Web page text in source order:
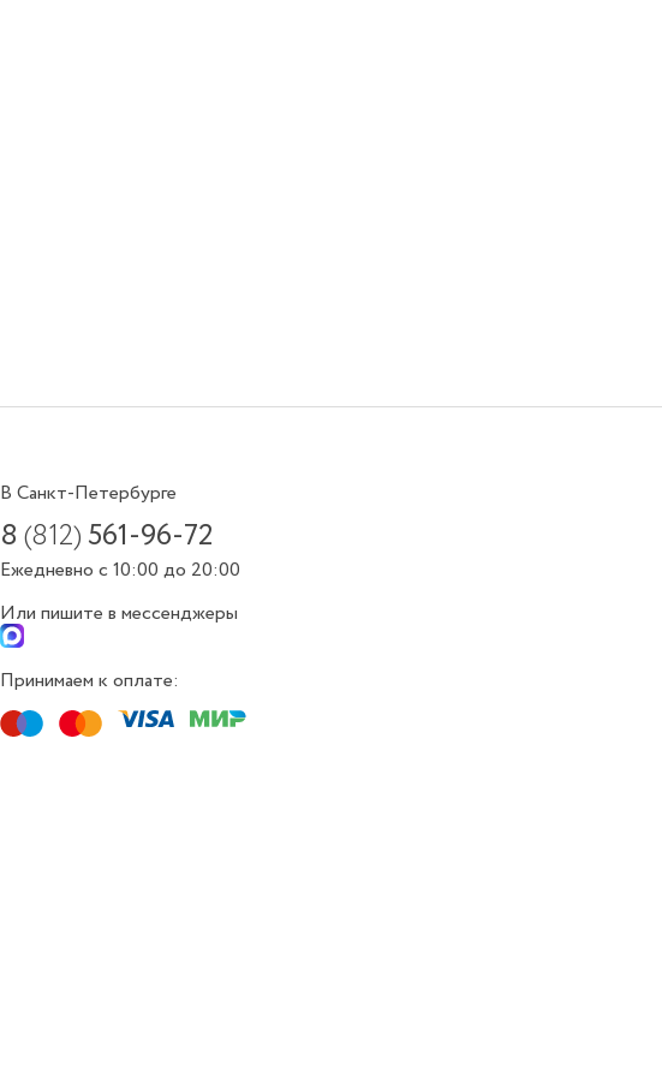
В Санкт-Петербурге
8(812) 561-96-72
Ежедневно с 10:00 до 20:00
Или пишите в мессенджеры
Принимаем к оплате: